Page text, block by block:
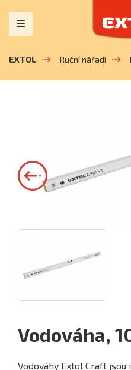
EXTOL Ruční nářadí
Vodováha,
Vodováhy Extol Craft